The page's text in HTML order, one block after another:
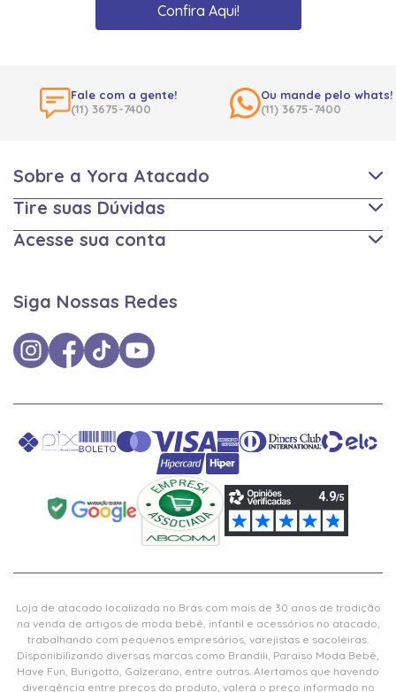
Confira Aqui!
Fale com a gente!
(11) 3675-7400
Ou mande pelo whats!
(11) 3675-7400
Sobre a Yora Atacado
Tire suas Dúvidas
Acesse sua conta
Siga Nossas Redes
Loja de atacado localizada no Brás com mais de 30 anos de tradição
na venda de artigos de moda bebê, infantil e acessórios no atacado,
trabalhando com pequenos empresários, varejistas e sacoleiras.
Disponibilizando diversas marcas como Brandili, Paraíso Moda Bebê,
Have Fun, Burigotto, Galzerano, entre outras. Alertamos que havendo
divergência entre preços do produto, valerá o preço informado no